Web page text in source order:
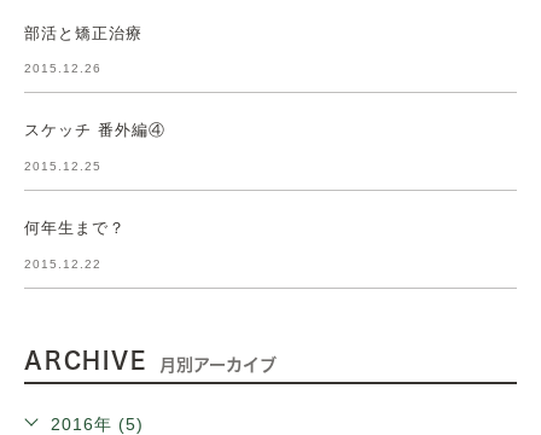
部活と矯正治療
2015.12.26
スケッチ 番外編④
2015.12.25
何年生まで？
2015.12.22
ARCHIVE 月別アーカイブ
2016年 (5)